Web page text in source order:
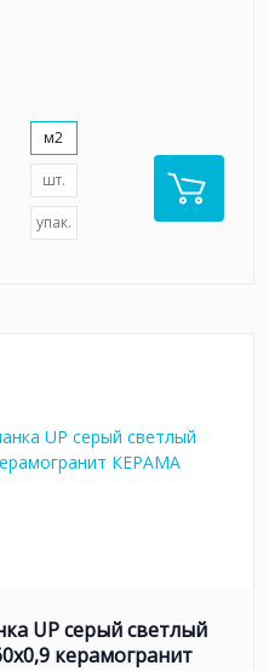
м2
шт.
упак.
UP серый светлый
керамогранит